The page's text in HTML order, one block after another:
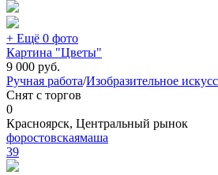
+ Ещё 0 фото
Картина "Цветы"
9 000 руб.
Ручная работа/Изобразительное
Снят с торгов
0
Красноярск, Центральный рынок
форостовскаямаша
39